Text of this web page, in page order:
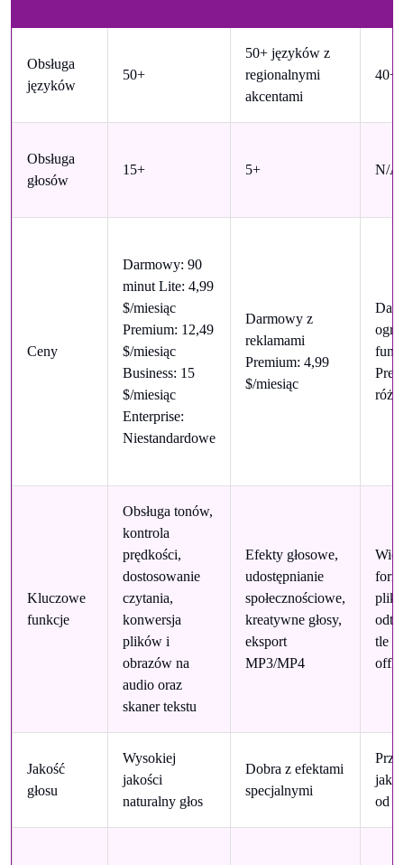
Obsługa
języków
50+
50+ języków z
regionalnymi
akcentami
40+
Obsługa
głosów
15+ 5+ N/A
Ceny
Darmowy: 90
minut Lite: 4,99
$/miesiąc
Premium: 12,49
$/miesiąc
Business: 15
$/miesiąc
Enterprise:
Niestandardowe
Darmowy z
reklamami
Premium: 4,99
$/miesiąc
Kluczowe
funkcje
Obsługa tonów,
kontrola
prędkości,
dostosowanie
czytania,
konwersja
plików i
obrazów na
audio oraz
skaner tekstu
Efekty głosowe,
udostępnianie
społecznościowe,
kreatywne głosy,
eksport
MP3/MP4
tle i
Jakość
głosu
Wysokiej
jakości
naturalny głos
Dobra z efektami
specjalnymi
od